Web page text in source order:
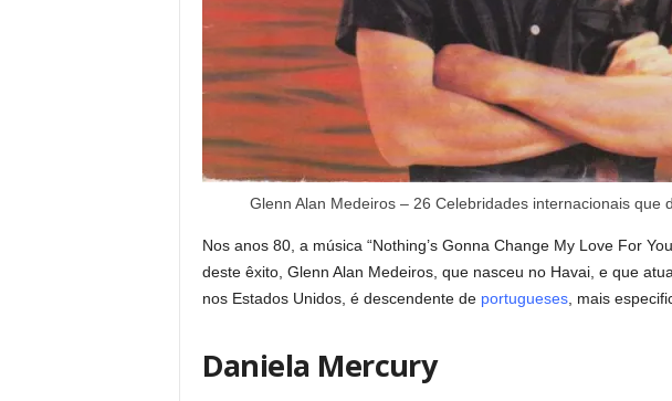
Glenn Alan Medeiros – 26 Celebridades internacionais que
Nos anos 80, a música “Nothing’s Gonna Change My Love For
deste êxito, Glenn Alan Medeiros, que nasceu no Havai, e que
nos Estados Unidos, é descendente de portugueses, mais
Daniela Mercury